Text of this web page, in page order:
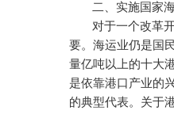
二、实施国家
对于一个改革
要。海运业仍是国
量亿吨以上的十大
是依靠港口产业的
的典型代表。关于